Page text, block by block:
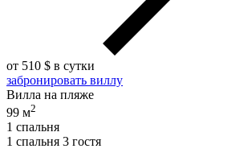
от 510 $ в сутки
забронировать виллу
Вилла на пляже
99 м2
1 спальня
1 спальня 3 гостя